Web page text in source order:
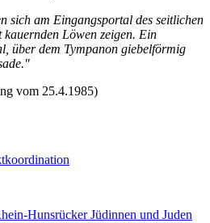
sich am Eingangsportal des seitlichen
Löwen zeigen. Ein
über dem Tympanon giebelförmig
vom 25.4.1985)
Hunsrücker Jüdinnen und Juden